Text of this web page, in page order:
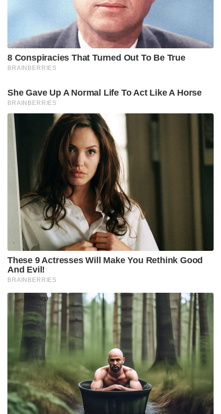
പരിശോധിക്കാമെന്ന് പറയുകയും ഉള്ളിൽ ഒരു
കാരണവശാലും അവധി കൊടുക്കില്ലെന്ന്
നിലപാടെടുക്കുകയും ചെയ്യുന്ന ആളാണ് മുഖ്യമന്ത്രി.
പ്രതിപക്ഷത്തിരുന്നപ്പോൾ കേന്ദ്ര സർക്കാരിന്റെ പി.എം
ശ്രീ പദ്ധതിയെ നഖശിഖാന്തം എതിർത്ത സതീശൻ,
ഭരണം കിട്ടിയ ഉടൻ തന്നെ ആ പദ്ധതിയുമായി
അദ്ദേഹം ചോദിച്ചു. മദ്യനയവുമായി ബന്ധപ്പെട്ട്
മുഖ്യമന്ത്രി ശ്രമിക്കുന്നത്. താൻ എക്സൈസ്
മന്ത്രിയായിരുന്ന കാലത്ത് വീര്യം കുറഞ്ഞ മദ്യത്തിന്റെ
നിർവ്വചനം ചോദിക്കുക മാത്രമാണ് ചെയ്തതെന്നും
മൂന്ന് വർഷമായി ഫയലിൽ കിടന്ന വിഷയം വി.ഡി
സതീശൻ മൂന്ന് ദിവസം കൊണ്ട് തീർപ്പാക്കിയത് ആരെ
സഹായിക്കാനാണെന്നും ഗോവിന്ദൻ ചോദിച്ചു.
കോൺഗ്രസ് നേതാക്കൾ പോലും എതിർക്കുന്ന
വിഷയങ്ങളിലാണ് മുഖ്യമന്ത്രി ഏകപക്ഷീയമായി
തീരുമാനമെടുക്കുന്നതെന്നും അദ്ദേഹം കൂട്ടിച്ചേർത്തു.
Tags: MV GOVINDHAN vd satheeshan